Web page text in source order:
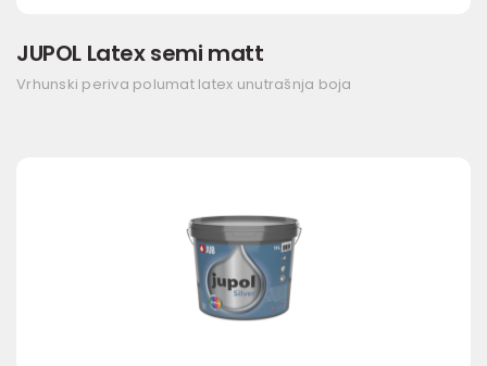
JUPOL Latex semi matt
Vrhunski periva polumat latex unutrašnja boja